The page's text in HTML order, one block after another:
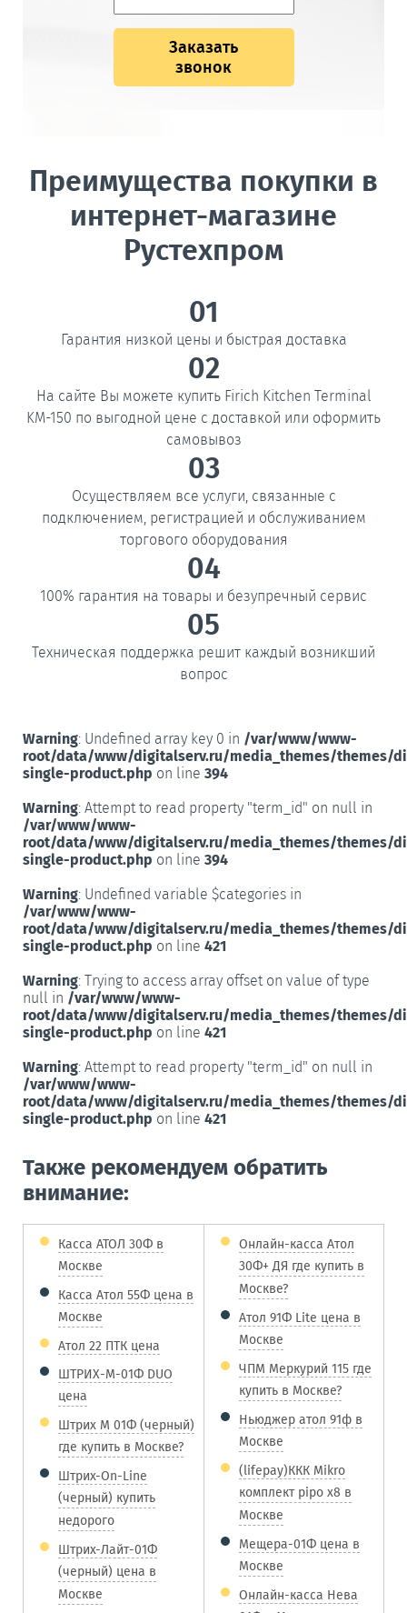
Заказать
звонок
Преимущества покупки в
интернет-магазине
Рустехпром
01
Гарантия низкой цены и быстрая доставка
02
На сайте Вы можете купить Firich Kitchen Terminal
KM-150 по выгодной цене с доставкой или оформить
самовывоз
03
Осуществляем все услуги, связанные с
подключением, регистрацией и обслуживанием
торгового оборудования
04
100% гарантия на товары и безупречный сервис
05
Техническая поддержка решит каждый возникший
вопрос
Warning: Undefined array key 0 in /var/www/www-
root/data/www/digitalserv.ru/media_themes/themes/
single-product.php on line 394
Warning: Attempt to read property "term_id" on null in
/var/www/www-
root/data/www/digitalserv.ru/media_themes/themes/
single-product.php on line 394
Warning: Undefined variable $categories in
/var/www/www-
root/data/www/digitalserv.ru/media_themes/themes/
single-product.php on line 421
Warning: Trying to access array offset on value of type
null in /var/www/www-
root/data/www/digitalserv.ru/media_themes/themes/
single-product.php on line 421
Warning: Attempt to read property "term_id" on null in
/var/www/www-
root/data/www/digitalserv.ru/media_themes/themes/
single-product.php on line 421
Также рекомендуем обратить
внимание:
Касса АТОЛ 30Ф в
Москве
Касса Атол 55Ф цена в
Москве
Атол 22 ПТК цена
ШТРИХ-М-01Ф DUO
цена
Штрих М 01Ф (черный)
где купить в Москве?
Штрих-On-Line
(черный) купить
недорого
Штрих-Лайт-01Ф
(черный) цена в
Москве
Онлайн-касса Атол
30Ф+ ДЯ где купить в
Москве?
Атол 91Ф Lite цена в
Москве
ЧПМ Меркурий 115 где
купить в Москве?
Ньюджер атол 91ф в
Москве
(lifepay)ККК Mikro
комплект pipo x8 в
Москве
Мещера-01Ф цена в
Москве
Онлайн-касса Нева